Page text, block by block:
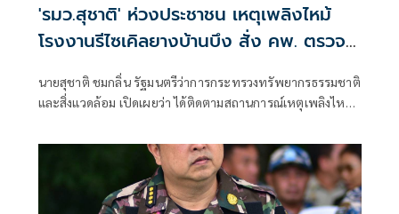
'รมว.สุชาติ' ห่วงประชาชน เหตุเพลิงไหม้
โรงงานรีไซเคิลยางบ้านบึง สั่ง คพ. ตรวจ
คุณภาพอากาศเข้ม-แจ้งเตือนประชาชนใกล้
ชิด
นายสุชาติ ชมกลิ่น รัฐมนตรีว่าการกระทรวงทรัพยากรธรรมชาติ
และสิ่งแวดล้อม เปิดเผยว่า ได้ติดตามสถานการณ์เหตุเพลิงไหม้
จำกัด ตำบลคลองกิ่ว อำเภอบ้านบึง จังหวัดชลบุรี อย่างใกล้ชิด
ด้วยความห่วงใยผลกระทบด้านมลพิษและสุขภาพของ
ประชาชน พร้อมสั่งการให้กรมควบคุมมลพิษ (คพ.) บูรณาการ
หน่วยงานที่เกี่ยวข้อง เร่งสนับสนุนการระงับเหตุ ตรวจสอบ